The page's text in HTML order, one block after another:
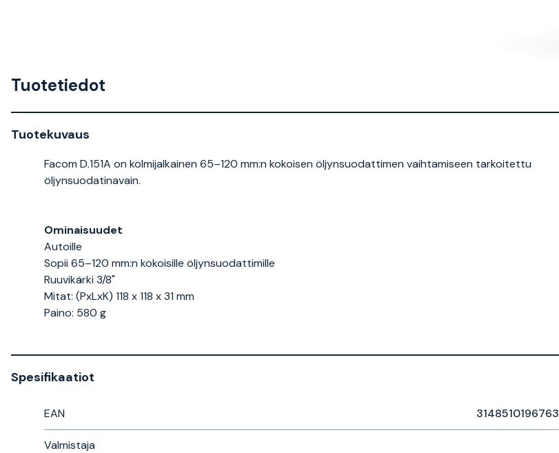
Tuotetiedot
Tuotekuvaus
Facom D.151A on kolmijalkainen 65–120 mm:n kokoisen öljynsuodattimen vaihtamiseen tarkoitettu
öljynsuodatinavain.
Ominaisuudet
Autoille
Sopii 65–120 mm:n kokoisille öljynsuodattimille
Ruuvikärki 3/8"
Mitat: (PxLxK) 118 x 118 x 31 mm
Paino: 580 g
Spesifikaatiot
EAN 3148510196763
Valmistaja